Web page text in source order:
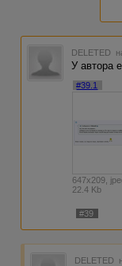
DELETED
У автора
#39.1
647x209,
22.4 Kb
#39
DELETED